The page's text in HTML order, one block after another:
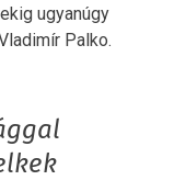
ugyanúgy
Palko.